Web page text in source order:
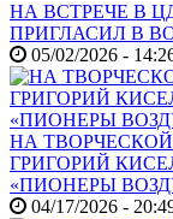
НА ВСТРЕЧЕ В
ПРИГЛАСИЛ В
05/02/2026 -
НА
ГРИГОРИЙ
«ПИОНЕРЫ
04/17/2026 -